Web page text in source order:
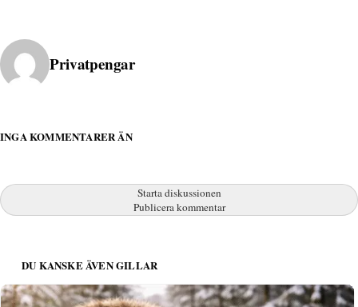
Publicerad av
Privatpengar
INGA KOMMENTARER ÄN
Starta diskussionen
Publicera kommentar
DU KANSKE ÄVEN GILLAR